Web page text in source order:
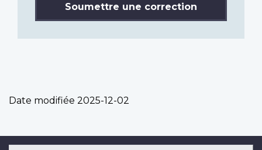
Soumettre une correction
Date modifiée 2025-12-02